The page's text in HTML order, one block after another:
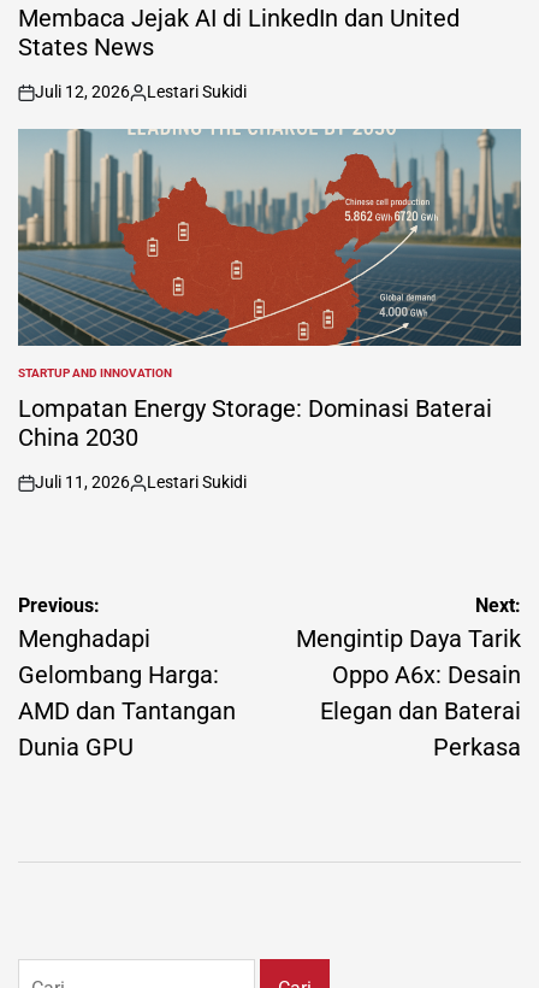
INMembaca Jejak AI di LinkedIn dan United
States News
on
Juli 12, 2026
Posted
by
Lestari Sukidi
POSTED
IN
STARTUP AND INNOVATION
Lompatan Energy Storage: Dominasi Baterai
China 2030
on
Juli 11, 2026
Posted
Lestari Sukidi
Navigasi
pos
Previous:
Menghadapi
Gelombang Harga:
AMD dan Tantangan
Dunia GPU
Next:
Mengintip Daya Tarik
Oppo A6x: Desain
Elegan dan Baterai
Perkasa